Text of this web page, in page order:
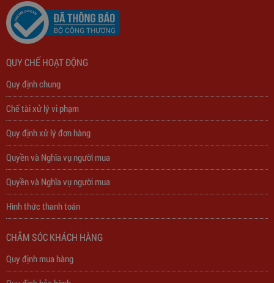
310,000đ
QUY CHẾ HOẠT ĐỘNG
Quy định chung
Chế tài xử lý vi phạm
Quy định xử lý đơn hàng
Quyền và Nghĩa vụ người mua
Quyền và Nghĩa vụ người mua
Hình thức thanh toán
CHẮM SÓC KHÁCH HÀNG
Quy định mua hàng